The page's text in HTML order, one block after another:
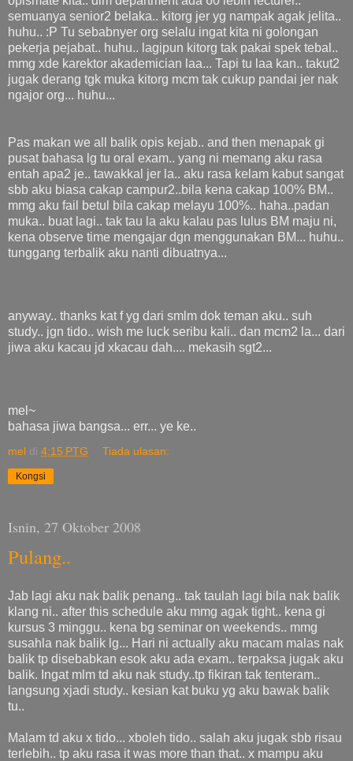
semuanya senior2 belaka.. kitorg jer yg nampak agak jelita..
huhu.. :P Tu sebabnyer org selalu ingat kita ni golongan
pekerja pejabat.. huhu.. lagipun kitorg tak pakai spek tebal..
mmg xde karektor akademician laa... Tapi tu laa kan.. takut2
jugak derang tgk muka kitorg mcm tak cukup pandai jer nak
ngajor org... huhu...
Pas makan we all balik opis kejab.. and then menapak gi
pusat bahasa lg tu oral exam.. yang ni memang aku rasa
entah apa2 je.. tawakkal jer la.. aku rasa kelam kabut sangat
sbb aku biasa cakap campur2..bila kena cakap 100% BM..
mmg aku fail betul bila cakap melayu 100%.. haha..padan
muka.. buat lagi.. tak tau la aku kalau pas lulus BM maju ni,
kena observe time mengajar dgn menggunakan BM... huhu..
tunggang terbalik aku nanti dibuatnya...
anyway.. thanks kat f yg dari smlm dok teman aku.. suh
study.. jgn tido.. wish me luck seribu kali.. dan mcm2 la... dari
jiwa aku kacau jd xkacau dah.... mekasih sgt2...
mel~
bahasa jiwa bangsa... err... ye ke..
mel di 4:15 PTG Tiada ulasan:
Kongsi
Isnin, 27 Oktober 2008
Pulang..
Jab lagi aku nak balik penang.. tak taulah lagi bila nak balik
klang ni.. after this schedule aku mmg agak tight.. kena gi
kursus 3 minggu.. kena bg seminar on weekends.. mmg
susahla nak balik lg... Hari ni actually aku macam malas nak
balik tp disebabkan esok aku ada exam.. terpaksa jugak aku
balik. Ingat mlm td aku nak study..tp fikiran tak tenteram..
langsung xjadi study.. kesian kat buku yg aku bawak balik
tu..
Malam td aku x tido... xboleh tido.. salah aku jugak sbb risau
terlebih.. tp aku rasa it was more than that.. x mampu aku